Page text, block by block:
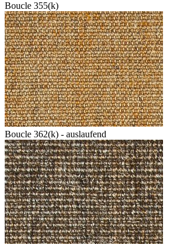
Boucle 355(k)
Boucle 362(k) - auslaufend